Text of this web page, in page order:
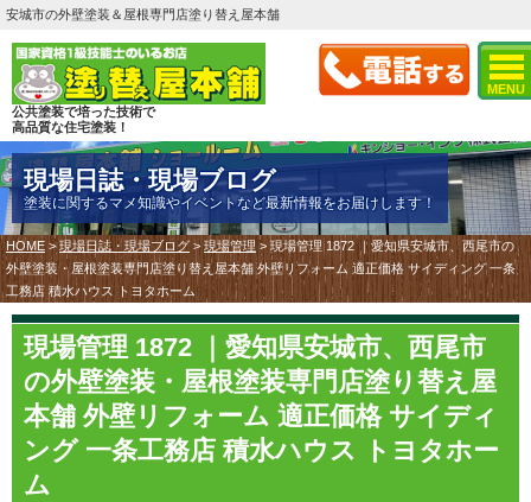
MENU
安城市の外壁塗装＆屋根専門店塗り替え屋本舗
公共塗装で培った技術で
高品質な住宅塗装！
現場日誌・現場ブログ
塗装に関するマメ知識やイベントなど最新情報をお届けします！
HOME >現場日誌・現場ブログ > 現場管理 > 現場管理 1872 ｜愛知県安城市、西尾市の
外壁塗装・屋根塗装専門店塗り替え屋本舗 外壁リフォーム 適正価格 サイディング 一条
工務店 積水ハウス トヨタホーム
現場管理 1872 ｜愛知県安城市、西尾市
の外壁塗装・屋根塗装専門店塗り替え屋
本舗 外壁リフォーム 適正価格 サイディ
ング 一条工務店 積水ハウス トヨタホー
ム